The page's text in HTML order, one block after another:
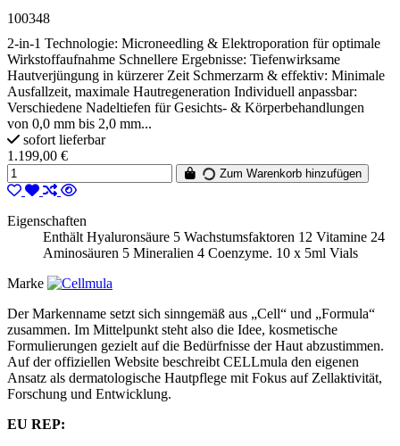
100348
2-in-1 Technologie: Microneedling & Elektroporation für optimale
Wirkstoffaufnahme Schnellere Ergebnisse: Tiefenwirksame
Hautverjüngung in kürzerer Zeit Schmerzarm & effektiv: Minimale
Ausfallzeit, maximale Hautregeneration Individuell anpassbar:
Verschiedene Nadeltiefen für Gesichts- & Körperbehandlungen
von 0,0 mm bis 2,0 mm...
sofort lieferbar
1.199,00 €
Zum Warenkorb hinzufügen
Eigenschaften
Enthält Hyaluronsäure 5 Wachstumsfaktoren 12 Vitamine 24
Aminosäuren 5 Mineralien 4 Coenzyme. 10 x 5ml Vials
Marke
Der Markenname setzt sich sinngemäß aus „Cell“ und „Formula“
zusammen. Im Mittelpunkt steht also die Idee, kosmetische
Formulierungen gezielt auf die Bedürfnisse der Haut abzustimmen.
Auf der offiziellen Website beschreibt CELLmula den eigenen
Ansatz als dermatologische Hautpflege mit Fokus auf Zellaktivität,
Forschung und Entwicklung.
EU REP: